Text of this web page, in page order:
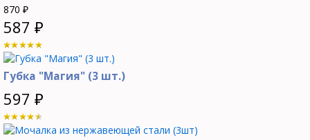
870 ₽
587 ₽
Губка "Магия" (3 шт.)
597 ₽